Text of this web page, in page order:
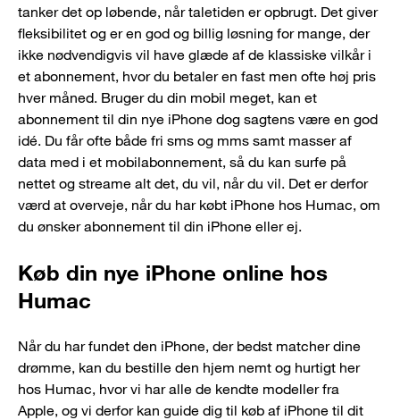
tanker det op løbende, når taletiden er opbrugt. Det giver
fleksibilitet og er en god og billig løsning for mange, der
ikke nødvendigvis vil have glæde af de klassiske vilkår i
et abonnement, hvor du betaler en fast men ofte høj pris
hver måned. Bruger du din mobil meget, kan et
abonnement til din nye iPhone dog sagtens være en god
idé. Du får ofte både fri sms og mms samt masser af
data med i et mobilabonnement, så du kan surfe på
nettet og streame alt det, du vil, når du vil. Det er derfor
værd at overveje, når du har købt iPhone hos Humac, om
du ønsker abonnement til din iPhone eller ej.
Køb din nye iPhone online hos
Humac
Når du har fundet den iPhone, der bedst matcher dine
drømme, kan du bestille den hjem nemt og hurtigt her
hos Humac, hvor vi har alle de kendte modeller fra
Apple, og vi derfor kan guide dig til køb af iPhone til dit